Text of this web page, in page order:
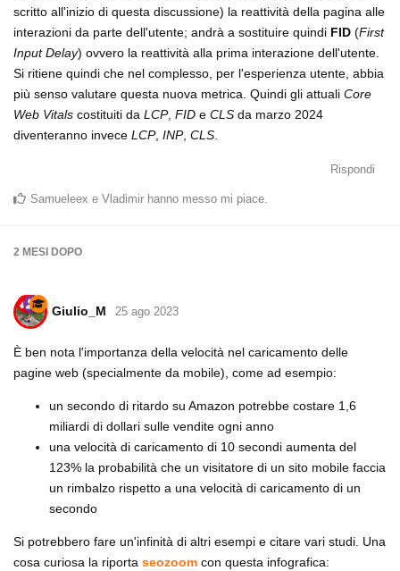
scritto all'inizio di questa discussione) la reattività della pagina alle
interazioni da parte dell'utente; andrà a sostituire quindi FID (First
Input Delay) ovvero la reattività alla prima interazione dell'utente.
Si ritiene quindi che nel complesso, per l'esperienza utente, abbia
più senso valutare questa nuova metrica. Quindi gli attuali Core
Web Vitals costituiti da LCP, FID e CLS da marzo 2024
diventeranno invece LCP, INP, CLS.
Rispondi
Samueleex e Vladimir hanno messo mi piace.
2 MESI DOPO
Giulio_M 25 ago 2023
È ben nota l'importanza della velocità nel caricamento delle
pagine web (specialmente da mobile), come ad esempio:
un secondo di ritardo su Amazon potrebbe costare 1,6
miliardi di dollari sulle vendite ogni anno
una velocità di caricamento di 10 secondi aumenta del
123% la probabilità che un visitatore di un sito mobile faccia
un rimbalzo rispetto a una velocità di caricamento di un
secondo
Si potrebbero fare un'infinità di altri esempi e citare vari studi. Una
cosa curiosa la riporta seozoom con questa infografica: